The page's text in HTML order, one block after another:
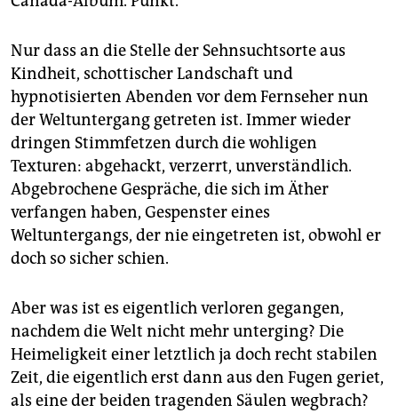
Nur dass an die Stelle der Sehnsuchtsorte aus
Kindheit, schottischer Landschaft und
hypnotisierten Abenden vor dem Fernseher nun
der Weltuntergang getreten ist. Immer wieder
dringen Stimmfetzen durch die wohligen
Texturen: abgehackt, verzerrt, unverständlich.
Abgebrochene Gespräche, die sich im Äther
verfangen haben, Gespenster eines
Weltuntergangs, der nie eingetreten ist, obwohl er
doch so sicher schien.
Aber was ist es eigentlich verloren gegangen,
nachdem die Welt nicht mehr unterging? Die
Heimeligkeit einer letztlich ja doch recht stabilen
Zeit, die eigentlich erst dann aus den Fugen geriet,
als eine der beiden tragenden Säulen wegbrach?